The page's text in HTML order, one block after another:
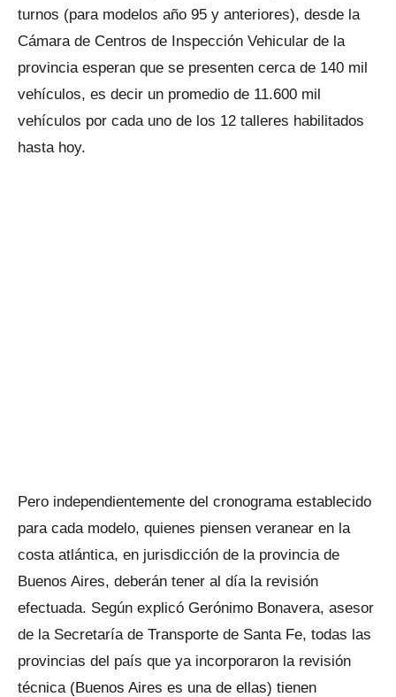
turnos (para modelos año 95 y anteriores), desde la
Cámara de Centros de Inspección Vehicular de la
provincia esperan que se presenten cerca de 140 mil
vehículos, es decir un promedio de 11.600 mil
vehículos por cada uno de los 12 talleres habilitados
hasta hoy.
Pero independientemente del cronograma establecido
para cada modelo, quienes piensen veranear en la
costa atlántica, en jurisdicción de la provincia de
Buenos Aires, deberán tener al día la revisión
efectuada. Según explicó Gerónimo Bonavera, asesor
de la Secretaría de Transporte de Santa Fe, todas las
provincias del país que ya incorporaron la revisión
técnica (Buenos Aires es una de ellas) tienen